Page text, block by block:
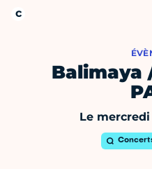
Balimaya
Le mercredi